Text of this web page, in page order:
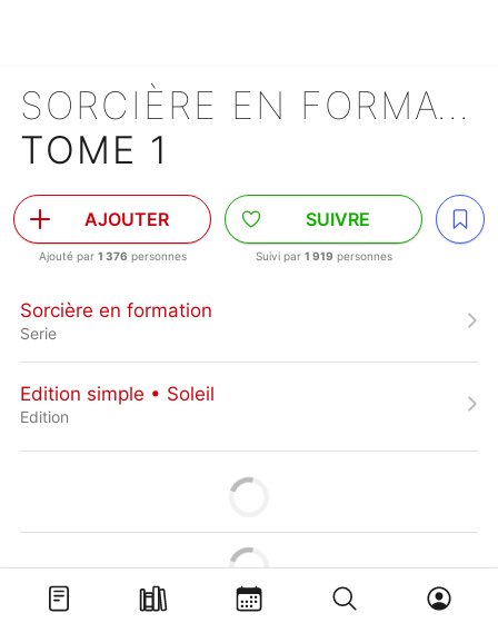
SORCIÈRE EN FORMATION
TOME 1
AJOUTER
Ajouté par 1 376 personnes
SUIVRE
Suivi par 1 919 personnes
Sorcière en formation
Serie
Edition simple • Soleil
Edition